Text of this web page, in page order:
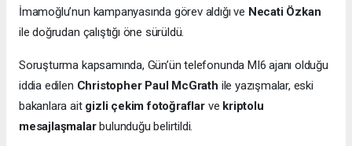
İmamoğlu’nun kampanyasında görev aldığı ve Necati Özkan
ile doğrudan çalıştığı öne sürüldü.
Soruşturma kapsamında, Gün’ün telefonunda MI6 ajanı olduğu
iddia edilen Christopher Paul McGrath ile yazışmalar, eski
bakanlara ait gizli çekim fotoğraflarve kriptolu
mesajlaşmalarbulunduğu belirtildi.